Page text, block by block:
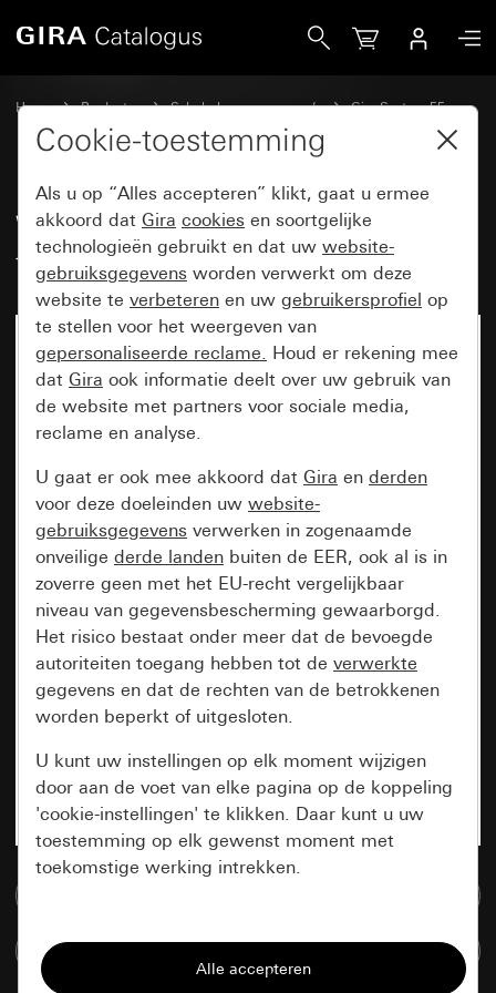
Home Producten Schakelaarprogramma’s
Gira System 55
Wippensets voor bussystemen
Wippenset 3-voudig met
tekstkader System 55
Cookie-toestemming
Als u op “Alles accepteren” klikt, gaat u ermee
akkoord dat Gira cookies en soortgelijke
technologieën gebruikt en dat uw website-
gebruiksgegevens worden verwerkt om deze
website te verbeteren en uw gebruikersprofiel op
te stellen voor het weergeven van
gepersonaliseerde reclame. Houd er rekening mee
dat Gira ook informatie deelt over uw gebruik van
de website met partners voor sociale media,
reclame en analyse.
U gaat er ook mee akkoord dat Gira en derden
voor deze doeleinden uw website-
gebruiksgegevens verwerken in zogenaamde
onveilige derde landen buiten de EER, ook al is in
zoverre geen met het EU-recht vergelijkbaar
niveau van gegevensbescherming gewaarborgd.
Het risico bestaat onder meer dat de bevoegde
autoriteiten toegang hebben tot de verwerkte
gegevens en dat de rechten van de betrokkenen
worden beperkt of uitgesloten.
U kunt uw instellingen op elk moment wijzigen
door aan de voet van elke pagina op de koppeling
'cookie-instellingen' te klikken. Daar kunt u uw
toestemming op elk gewenst moment met
toekomstige werking intrekken.
Alle cookies die wij nodig hebben om de